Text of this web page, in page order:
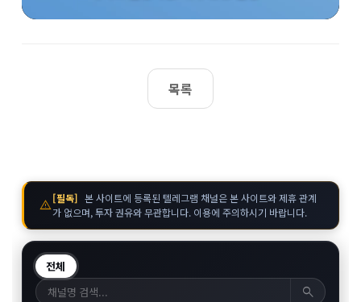
목록
warning[필독] 본 사이트에 등록된 텔레그램 채널은 본 사이트와 제휴 관계
가 없으며, 투자 권유와 무관합니다. 이용에 주의하시기 바랍니다.
전체
search